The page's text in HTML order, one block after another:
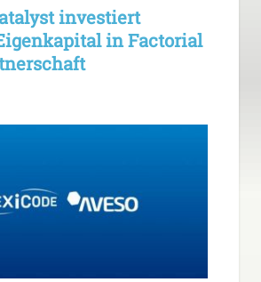
investiert
in Factorial